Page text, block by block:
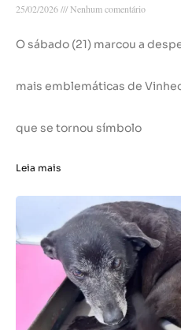
25/02/2026 Nenhum comentário
O sábado (21) marcou a
mais emblemáticas de
que se tornou símbolo
Leia mais